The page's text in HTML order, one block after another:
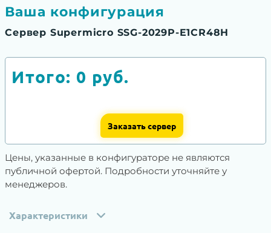
Ваша конфигурация
Сервер Supermicro SSG-2029P-E1CR48H
Итого: 0 руб.
Заказать сервер
Цены, указанные в конфигураторе не являются
публичной офертой. Подробности уточняйте у
менеджеров.
Характеристики